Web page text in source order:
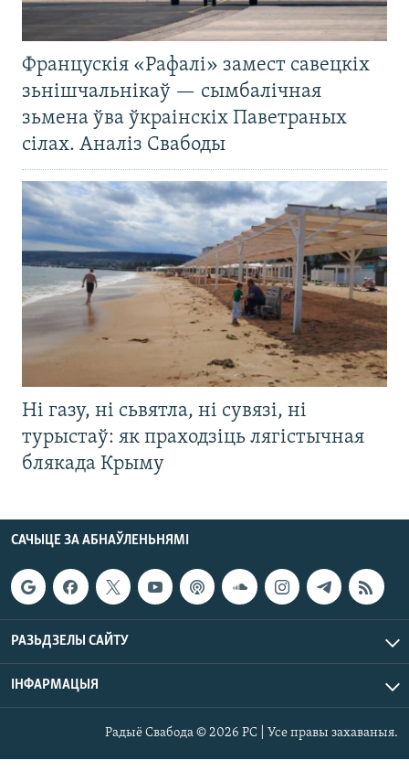
Францускія «Рафалі» замест савецкіх
зьнішчальнікаў — сымбалічная
зьмена ўва ўкраінскіх Паветраных
сілах. Аналіз Свабоды
Ні газу, ні сьвятла, ні сувязі, ні
турыстаў: як праходзіць лягістычная
блякада Крыму
САЧЫЦЕ ЗА АБНАЎЛЕНЬНЯМІ
РАЗЬДЗЕЛЫ САЙТУ
ІНФАРМАЦЫЯ
Радыё Свабода © 2026 РС | Усе правы захаваныя.